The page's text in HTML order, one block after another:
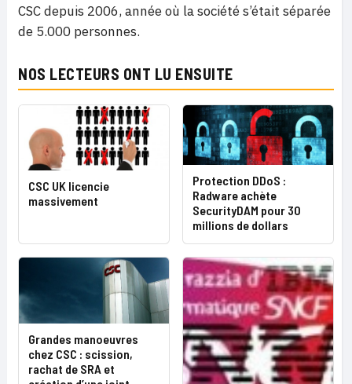
CSC depuis 2006, année où la société s’était séparée
de 5.000 personnes.
NOS LECTEURS ONT LU ENSUITE
CSC UK licencie
massivement
Protection DDoS :
Radware achète
SecurityDAM pour 30
millions de dollars
Grandes manoeuvres
chez CSC : scission,
rachat de SRA et